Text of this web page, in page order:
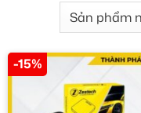
-15%